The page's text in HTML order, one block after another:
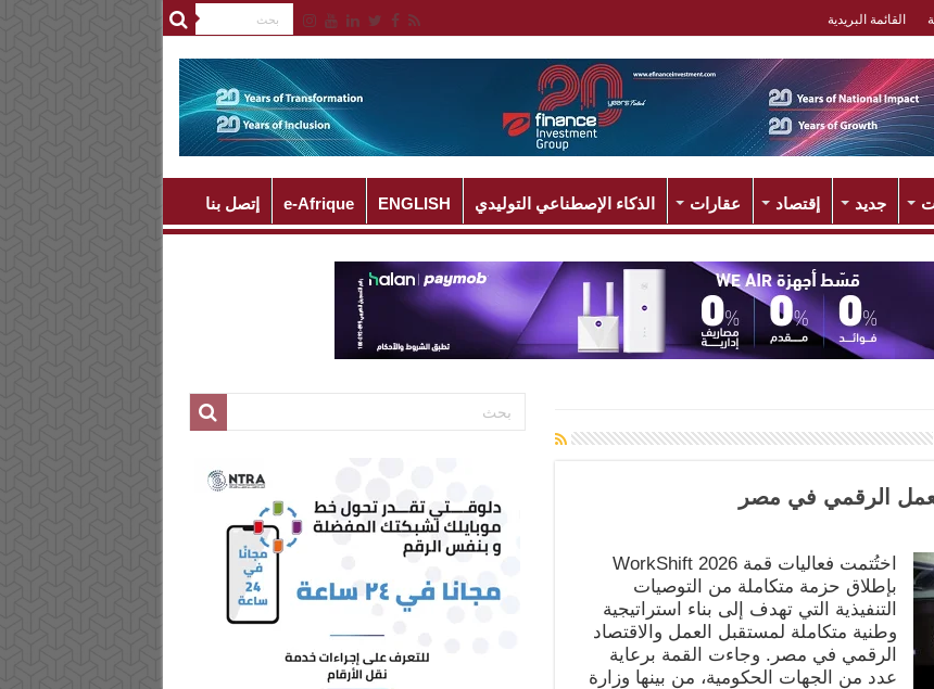
القائمة البريدية
جديد إقتصاد عقارات الذكاء الإصطناعي التوليدي ENGLISH
e-Afrique إتصل بنا
اختُتمت فعاليات قمة WorkShift 2026
بإطلاق حزمة متكاملة من التوصيات
التنفيذية التي تهدف إلى بناء استراتيجية
وطنية متكاملة لمستقبل العمل والاقتصاد
الرقمي في مصر. وجاءت القمة برعاية
عدد من الجهات الحكومية، من بينها وزارة